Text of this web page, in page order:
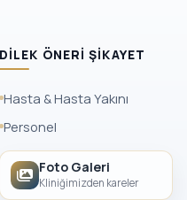
DILEK ÖNERI ŞIKAYET
Hasta & Hasta Yakını
Personel
Foto Galeri
Kliniğimizden kareler